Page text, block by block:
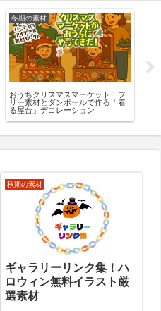
夏期の素材
おうち縁日の飾りに使えるPOPフ
リー素材特集
秋期の素材
ギャラリーリンク集！ハ
ロウィン無料イラスト厳
選素材